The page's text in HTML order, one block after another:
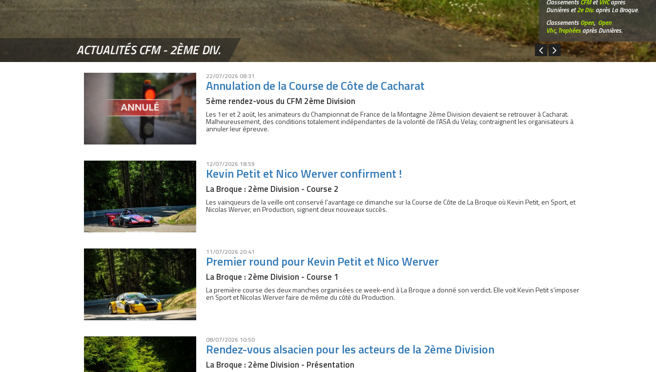
ClassementsCFMetVHCaprès
Dunières et2e Div.après La Broque.
ClassementsOpen, Open
Vhc, Trophéesaprès Dunières.
ACTUALITÉS CFM - 2ÈME DIV.
22/07/2026 08:31
Annulation de la Course de Côte de Cacharat
5ème rendez-vous du CFM 2ème Division
Les 1er et 2 août, les animateurs du Championnat de France de la Montagne 2ème Division devaient se retrouver à Cacharat.
Malheureusement, des conditions totalement indépendantes de la volonté de l’ASA du Velay, contraignent les organisateurs à
annuler leur épreuve.
12/07/2026 18:59
Kevin Petit et Nico Werver confirment !
La Broque : 2ème Division - Course 2
Les vainqueurs de la veille ont conservé l’avantage ce dimanche sur la Course de Côte de La Broque où Kevin Petit, en Sport, et
Nicolas Werver, en Production, signent deux nouveaux succès.
11/07/2026 20:41
Premier round pour Kevin Petit et Nico Werver
La Broque : 2ème Division - Course 1
La première course des deux manches organisées ce week-end à La Broque a donné son verdict. Elle voit Kevin Petit s’imposer
en Sport et Nicolas Werver faire de même du côté du Production.
08/07/2026 10:50
Rendez-vous alsacien pour les acteurs de la 2ème Division
La Broque : 2ème Division - Présentation